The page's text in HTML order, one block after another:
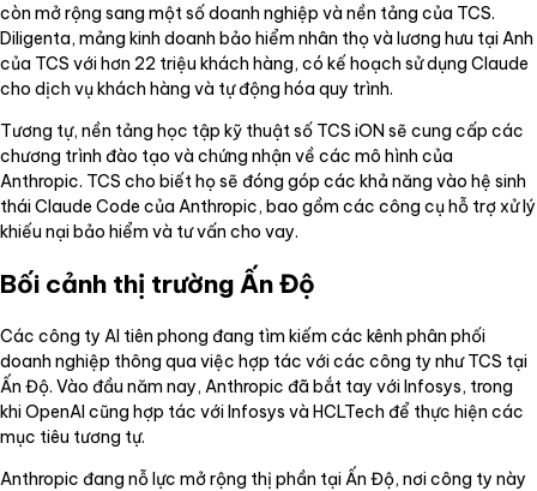
còn mở rộng sang một số doanh nghiệp và nền tảng của TCS.
Diligenta, mảng kinh doanh bảo hiểm nhân thọ và lương hưu tại Anh
của TCS với hơn 22 triệu khách hàng, có kế hoạch sử dụng Claude
cho dịch vụ khách hàng và tự động hóa quy trình.
Tương tự, nền tảng học tập kỹ thuật số TCS iON sẽ cung cấp các
chương trình đào tạo và chứng nhận về các mô hình của
Anthropic. TCS cho biết họ sẽ đóng góp các khả năng vào hệ sinh
thái Claude Code của Anthropic, bao gồm các công cụ hỗ trợ xử lý
khiếu nại bảo hiểm và tư vấn cho vay.
Bối cảnh thị trường Ấn Độ
Các công ty AI tiên phong đang tìm kiếm các kênh phân phối
doanh nghiệp thông qua việc hợp tác với các công ty như TCS tại
Ấn Độ. Vào đầu năm nay, Anthropic đã bắt tay với Infosys, trong
khi OpenAI cũng hợp tác với Infosys và HCLTech để thực hiện các
mục tiêu tương tự.
Anthropic đang nỗ lực mở rộng thị phần tại Ấn Độ, nơi công ty này